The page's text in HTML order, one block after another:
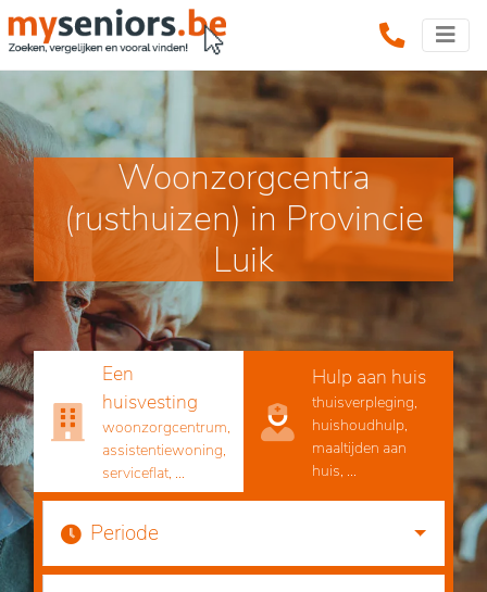
Woonzorgcentra
(rusthuizen) in Provincie
Luik
Een
huisvesting
woonzorgcentrum,
assistentiewoning,
serviceflat, ...
Hulp aan huis
thuisverpleging,
huishoudhulp,
maaltijden aan
huis, ...
Periode